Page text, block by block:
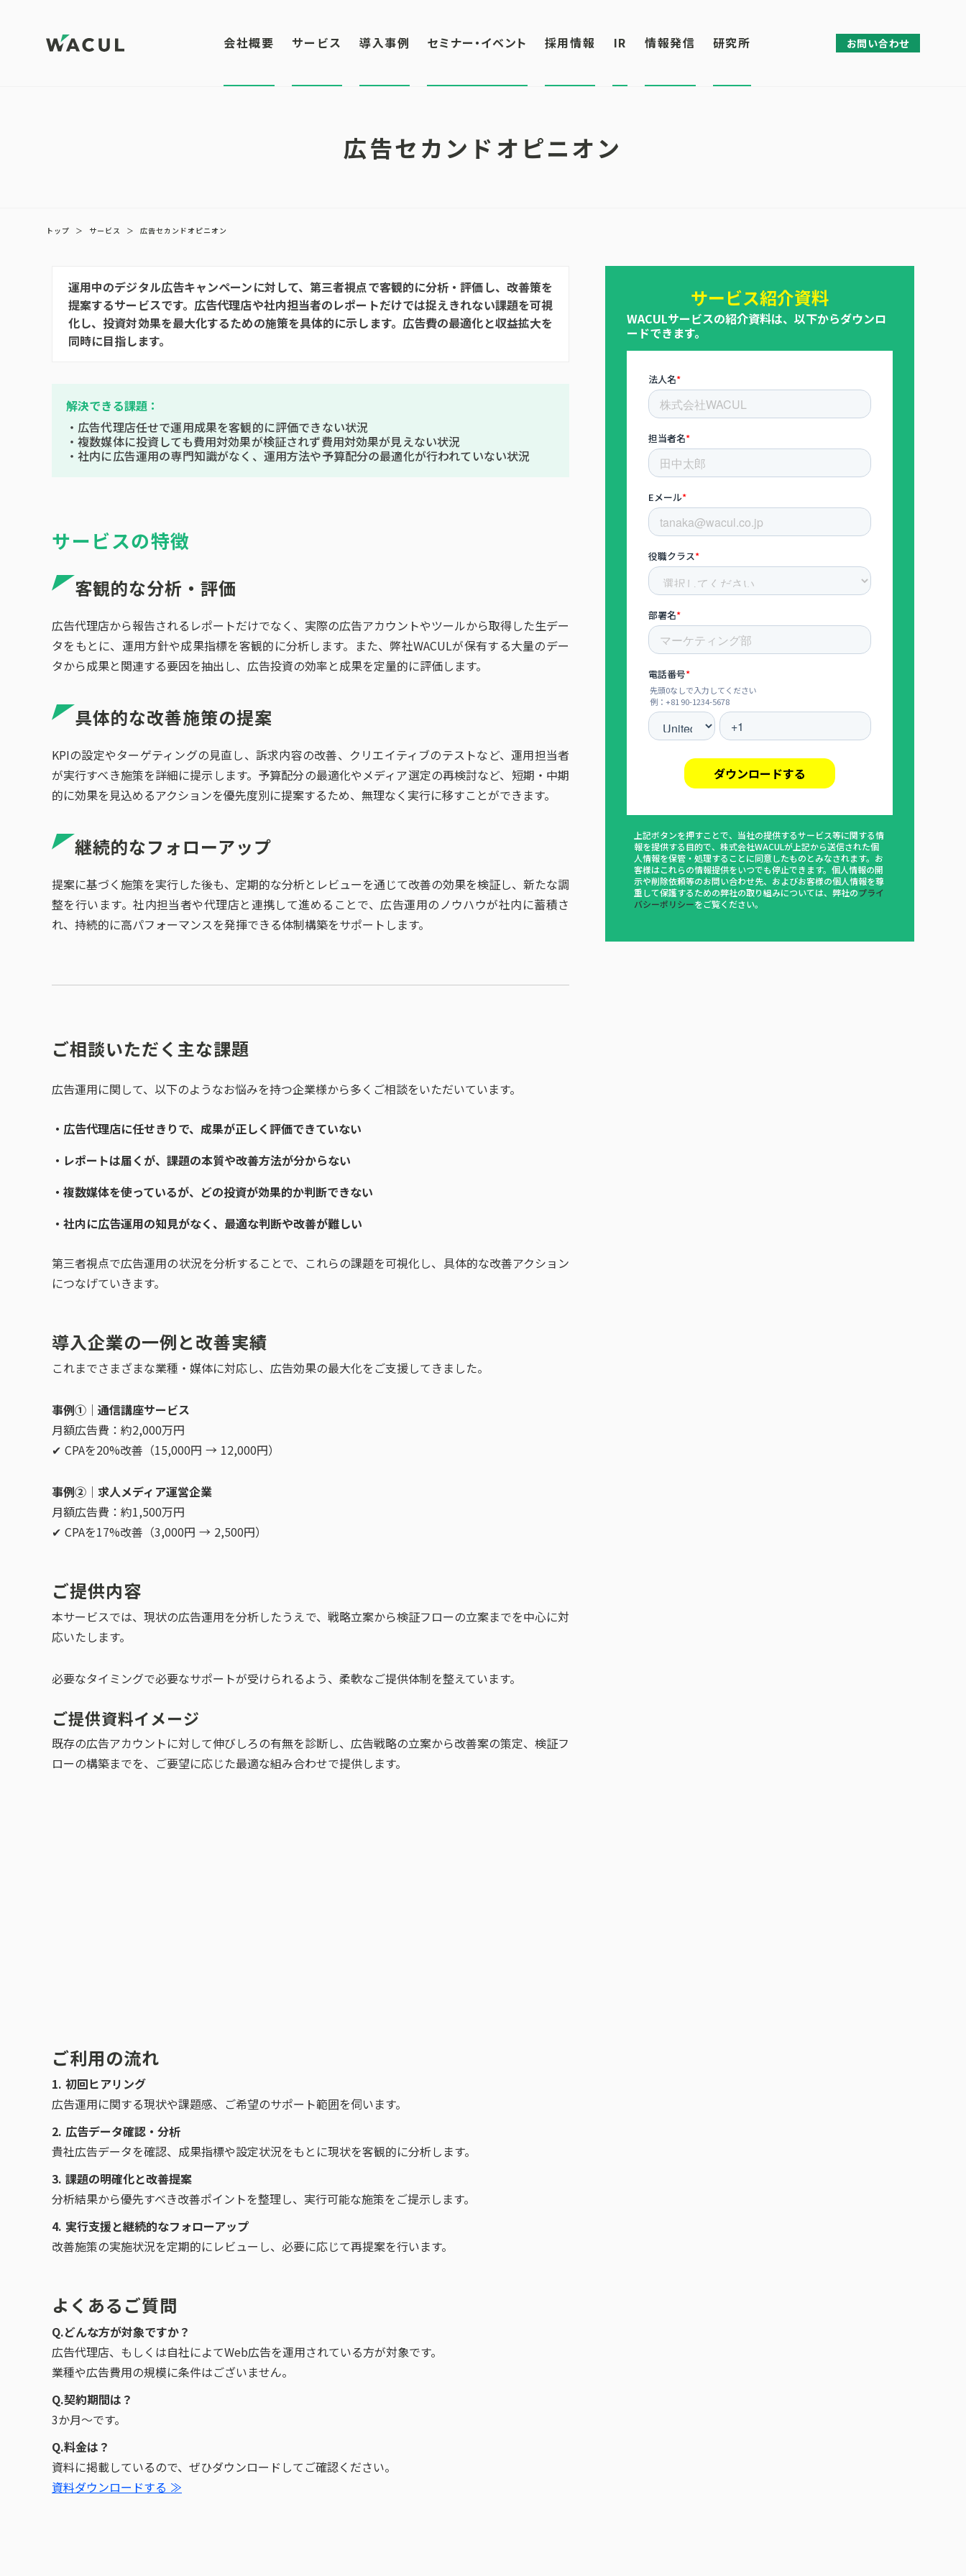
会社概要 サービス 導入事例 セミナー・イベント 採用情報 IR 情報発信 研究所 お問い合わせ
広告セカンドオピニオン
トップ ＞ サービス ＞ 広告セカンドオピニオン
運用中のデジタル広告キャンペーンに対して、第三者視点で客観的に分析・評価し、改善策を
提案するサービスです。広告代理店や社内担当者のレポートだけでは捉えきれない課題を可視
化し、投資対効果を最大化するための施策を具体的に示します。広告費の最適化と収益拡大を
同時に目指します。
解決できる課題：
・広告代理店任せで運用成果を客観的に評価できない状況
・複数媒体に投資しても費用対効果が検証されず費用対効果が見えない状況
・社内に広告運用の専門知識がなく、運用方法や予算配分の最適化が行われていない状況
サービスの特徴
客観的な分析・評価
広告代理店から報告されるレポートだけでなく、実際の広告アカウントやツールから取得した生デー
タをもとに、運用方針や成果指標を客観的に分析します。また、弊社WACULが保有する大量のデー
タから成果と関連する要因を抽出し、広告投資の効率と成果を定量的に評価します。
具体的な改善施策の提案
KPIの設定やターゲティングの見直し、訴求内容の改善、クリエイティブのテストなど、運用担当者
が実行すべき施策を詳細に提示します。予算配分の最適化やメディア選定の再検討など、短期・中期
的に効果を見込めるアクションを優先度別に提案するため、無理なく実行に移すことができます。
継続的なフォローアップ
提案に基づく施策を実行した後も、定期的な分析とレビューを通じて改善の効果を検証し、新たな調
整を行います。社内担当者や代理店と連携して進めることで、広告運用のノウハウが社内に蓄積さ
れ、持続的に高パフォーマンスを発揮できる体制構築をサポートします。
ご相談いただく主な課題
広告運用に関して、以下のようなお悩みを持つ企業様から多くご相談をいただいています。
・広告代理店に任せきりで、成果が正しく評価できていない
・レポートは届くが、課題の本質や改善方法が分からない
・複数媒体を使っているが、どの投資が効果的か判断できない
・社内に広告運用の知見がなく、最適な判断や改善が難しい
第三者視点で広告運用の状況を分析することで、これらの課題を可視化し、具体的な改善アクション
につなげていきます。
導入企業の一例と改善実績
これまでさまざまな業種・媒体に対応し、広告効果の最大化をご支援してきました。
事例①｜通信講座サービス
月額広告費：約2,000万円
✔ CPAを20%改善（15,000円 → 12,000円）
事例②｜求人メディア運営企業
月額広告費：約1,500万円
✔ CPAを17%改善（3,000円 → 2,500円）
ご提供内容
本サービスでは、現状の広告運用を分析したうえで、戦略立案から検証フローの立案までを中心に対
応いたします。
必要なタイミングで必要なサポートが受けられるよう、柔軟なご提供体制を整えています。
ご提供資料イメージ
既存の広告アカウントに対して伸びしろの有無を診断し、広告戦略の立案から改善案の策定、検証フ
ローの構築までを、ご要望に応じた最適な組み合わせで提供します。
ご利用の流れ
1. 初回ヒアリング
広告運用に関する現状や課題感、ご希望のサポート範囲を伺います。
2. 広告データ確認・分析
貴社広告データを確認、成果指標や設定状況をもとに現状を客観的に分析します。
3. 課題の明確化と改善提案
分析結果から優先すべき改善ポイントを整理し、実行可能な施策をご提示します。
4. 実行支援と継続的なフォローアップ
改善施策の実施状況を定期的にレビューし、必要に応じて再提案を行います。
よくあるご質問
Q.どんな方が対象ですか？
広告代理店、もしくは自社によてWeb広告を運用されている方が対象です。
業種や広告費用の規模に条件はございません。
Q.契約期間は？
3か月～です。
Q.料金は？
資料に掲載しているので、ぜひダウンロードしてご確認ください。
資料ダウンロードする ≫
サービス紹介資料
WACULサービスの紹介資料は、以下からダウンロ
ードできます。
上記ボタンを押すことで、当社の提供するサービス等に関する情
報を提供する目的で、株式会社WACULが上記から送信された個
人情報を保管・処理することに同意したものとみなされます。お
客様はこれらの情報提供をいつでも停止できます。個人情報の開
示や削除依頼等のお問い合わせ先、およびお客様の個人情報を尊
重して保護するための弊社の取り組みについては、弊社のプライ
バシーポリシーをご覧ください。